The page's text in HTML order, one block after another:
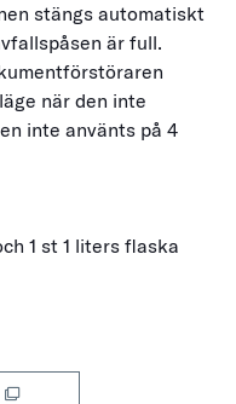
stängs automatiskt
är full.
när den inte
inte använts på 4
1 st 1 liters flaska